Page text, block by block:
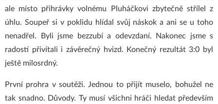
ale místo přihrávky volnému Pluháčkovi zbytečně střílel z
úhlu. Soupeř si v poklidu hlídal svůj náskok a ani se u toho
nenadřel. Byli jsme bezzubí a odevzdaní. Nakonec jsme s
radostí přivítali i závěrečný hvizd. Konečný rezultát 3:0 byl
ještě milosrdný.
První prohra v soutěži. Jednou to přijít muselo, bohužel ne
tak snadno. Důvody. Ty musí všichni hráči hledat především